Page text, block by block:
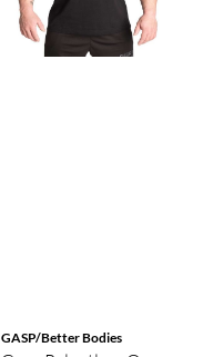
GASP/Better Bodies